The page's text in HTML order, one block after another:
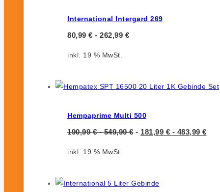
International Intergard 269
80,99 € - 262,99 €
inkl. 19 % MwSt.
Hempaprime Multi 500
190,99€-549,99€- 181,99 € - 483,99 €
inkl. 19 % MwSt.